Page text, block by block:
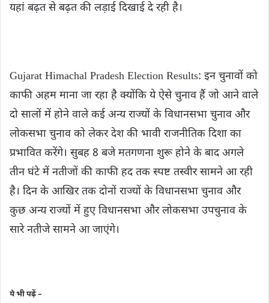
यहां बढ़त से बढ़त की लड़ाई दिखाई दे रही है।
Gujarat Himachal Pradesh Election Results: इन चुनावों को
काफी अहम माना जा रहा है क्योंकि ये ऐसे चुनाव हैं जो आने वाले
दो सालों में होने वाले कई अन्य राज्यों के विधानसभा चुनाव और
लोकसभा चुनाव को लेकर देश की भावी राजनीतिक दिशा का
प्रभावित करेंगे। सुबह 8 बजे मतगणना शुरू होने के बाद अगले
तीन घंटे में नतीजों की काफी हद तक स्पष्ट तस्वीर सामने आ रही
है। दिन के आखिर तक दोनों राज्यों के विधानसभा चुनाव और
कुछ अन्य राज्यों में हुए विधानसभा और लोकसभा उपचुनाव के
सारे नतीजे सामने आ जाएंगे।
ये भी पढ़ें –